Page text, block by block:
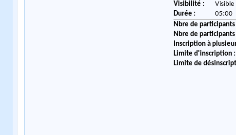
Visibilité :
Durée :
05:00
Nbre de
Nbre de
Inscription à
Limite d'inscription :
Limite de